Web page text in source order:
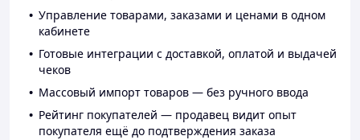
Управление товарами, заказами и ценами в одном
кабинете
Готовые интеграции с доставкой, оплатой и выдачей
чеков
Массовый импорт товаров — без ручного ввода
Рейтинг покупателей — продавец видит опыт
покупателя ещё до подтверждения заказа